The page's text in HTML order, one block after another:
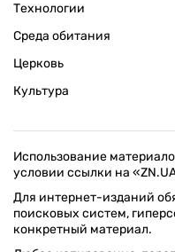
Технологии
Среда обитания
Церковь
Культура
Использование
условии ссылки на
Для интернет-изданий
поисковых систем,
конкретный материал.